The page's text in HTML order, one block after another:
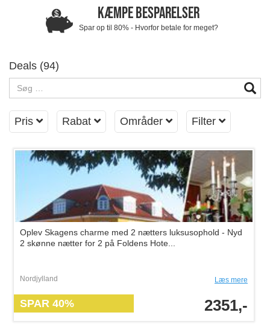
KÆMPE BESPARELSER
Spar op til 80% - Hvorfor betale for meget?
Deals (94)
Søg
Pris Rabat Områder Filter
Oplev Skagens charme med 2 nætters luksusophold - Nyd
2 skønne nætter for 2 på Foldens Hote...
Nordjylland Læs mere
SPAR 40% 2351,-